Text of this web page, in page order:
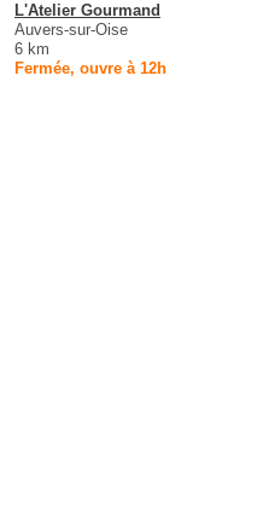
L'Atelier Gourmand
Auvers-sur-Oise
6 km
Fermée, ouvre à 12h